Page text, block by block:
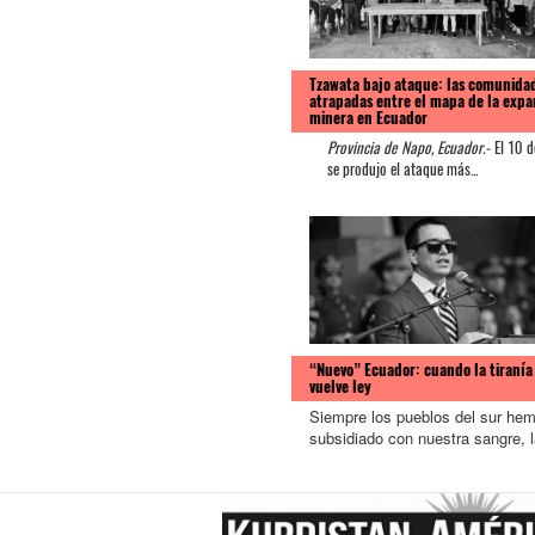
Tzawata bajo ataque: las
atrapadas entre el mapa de la
minera en Ecuador
Provincia de Napo, Ecuador.-El 10
se produjo el ataque más...
“Nuevo” Ecuador: cuando la tiranía
vuelve ley
Siempre los pueblos del sur
subsidiado con nuestra sangre,